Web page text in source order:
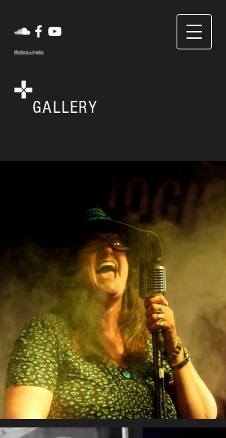
Mentions Légales
GALLERY